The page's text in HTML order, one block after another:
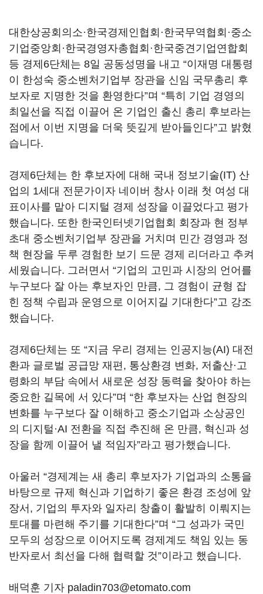
대한상공회의소·한국경제인협회·한국무역협회·중소
기업중앙회·한국경영자총협회·한국중견기업연합회
등 경제 6단체는 8일 공동성명을 내고 “이재명 대통령
이 한성숙 중소벤처기업부 장관을 신임 국무총리 후
보자로 지명한 것을 환영한다”며 “특히 기업 경영의
최일선을 직접 이끌어 온 기업인 출신 총리 후보라는
점에서 이번 지명을 더욱 뜻깊게 받아들인다”고 밝혔
습니다.
경제 6단체는 한 후보자에 대해 국내 정보기술(IT) 산
업의 1세대 전문가이자 네이버 창사 이래 첫 여성 대
표이사를 맡아 디지털 경제 성장을 이끌었다고 평가
했습니다. 또한 한국인터넷기업협회 회장과 현 정부
초대 중소벤처기업부 장관을 거치며 민간 경영과 정
책 현장을 두루 경험한 보기 드문 경제 리더라고 추켜
세웠습니다. 그러면서 “기업의 고민과 시장의 언어를
누구보다 잘 아는 후보자인 만큼, 그 경험이 균형 잡
힌 정책 수립과 운영으로 이어지길 기대한다”고 강조
했습니다.
경제 6단체는 또 “지금 우리 경제는 인공지능(AI) 대전
환과 글로벌 공급망 재편, 통상환경 변화, 저출산·고
령화의 부담 속에서 새로운 성장 동력을 찾아야 하는
중요한 길목에 서 있다”며 “한 후보자는 산업 현장의
변화를 누구보다 잘 이해하고 중소기업과 소상공인
의 디지털·AI 전환을 직접 추진해 온 만큼, 혁신과 성
장을 함께 이끌어 낼 적임자”라고 평가했습니다.
아울러 “경제계는 새 총리 후보자가 기업과의 소통을
바탕으로 규제 혁신과 기업하기 좋은 환경 조성에 앞
장서 , 기업의 투자와 일자리 창출이 활발히 이뤄지는
토대를 마련해 주기를 기대한다”며 “그 성과가 국민
모두의 성장으로 이어지도록 경제계도 책임 있는 동
반자로서 최선을 다해 협력할 것”이라고 했습니다.
배덕훈 기자 paladin703@etomato.com